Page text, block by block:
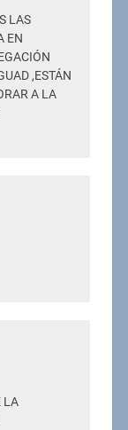
LAS
EN
,ESTÁN
A LA
LA